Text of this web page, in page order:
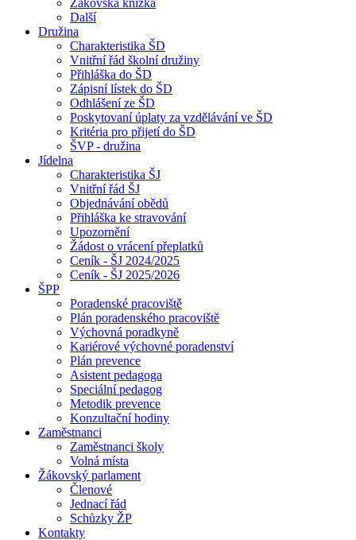
Žákovská knížka
Další
Družina
Charakteristika ŠD
Vnitřní řád školní družiny
Přihláška do ŠD
Zápisní lístek do ŠD
Odhlášení ze ŠD
Poskytovaní úplaty za vzdělávání ve ŠD
Kritéria pro přijetí do ŠD
ŠVP - družina
Jídelna
Charakteristika ŠJ
Vnitřní řád ŠJ
Objednávání obědů
Přihláška ke stravování
Upozornění
Žádost o vrácení přeplatků
Ceník - ŠJ 2024/2025
Ceník - ŠJ 2025/2026
ŠPP
Poradenské pracoviště
Plán poradenského pracoviště
Výchovná poradkyně
Kariérové výchovné poradenství
Plán prevence
Asistent pedagoga
Speciální pedagog
Metodik prevence
Konzultační hodiny
Zaměstnanci
Zaměstnanci školy
Volná místa
Žákovský parlament
Členové
Jednací řád
Schůzky ŽP
Kontakty